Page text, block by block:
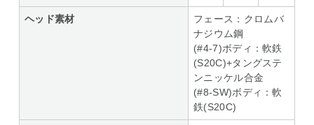
ヘッド素材
フェース：クロムバ
ナジウム鋼
(#4-7)ボディ：軟鉄
(S20C)+タングステ
ンニッケル合金
(#8-SW)ボディ：軟
鉄(S20C)